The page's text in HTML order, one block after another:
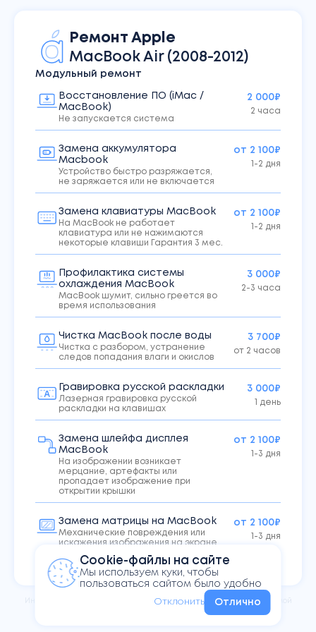
Ремонт Apple
MacBook Air (2008-2012)
Модульный ремонт
Восстановление ПО (iMac /
MacBook)
Не запускается система
2 000₽
2 часа
Замена аккумулятора
Macbook
Устройство быстро разряжается,
не заряжается или не включается
от 2 100₽
1-2 дня
Замена клавиатуры MacBook
На MacBook не работает
клавиатура или не нажимаются
некоторые клавиши Гарантия 3 мес.
от 2 100₽
1-2 дня
Профилактика системы
охлаждения MacBook
MacBook шумит, сильно греется во
время использования
3 000₽
2-3 часа
Чистка MacBook после воды
Чистка с разбором, устранение
следов попадания влаги и окислов
3 700₽
от 2 часов
Гравировка русской раскладки
Лазерная гравировка русской
раскладки на клавишах
3 000₽
1 день
Замена шлейфа дисплея
MacBook
На изображении возникает
мерцание, артефакты или
пропадает изображение при
открытии крышки
от 2 100₽
1-3 дня
Замена матрицы на MacBook
Механические повреждения или
искажения изображения на экране
от 2 100₽
1-3 дня
является публичной офертой,определяемой
положениями Статьи 437 ГК РФ
Cookie-файлы на сайте
Мы используем куки, чтобы
пользоваться сайтом было удобно
Отклонить Отлично